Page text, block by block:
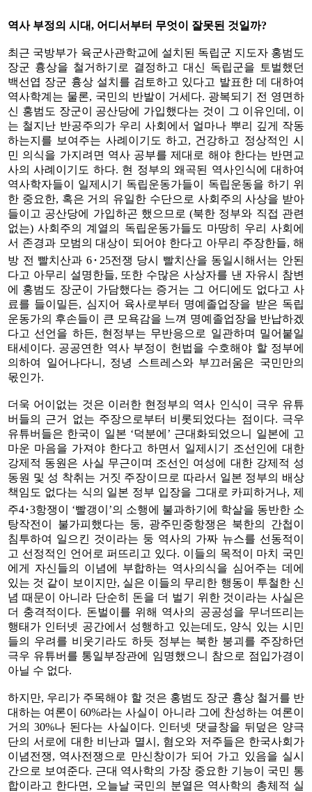
역사 부정의 시대, 어디서부터 무엇이 잘못된 것일까?
최근 국방부가 육군사관학교에 설치된 독립군 지도자 홍범도
장군 흉상을 철거하기로 결정하고 대신 독립군을 토벌했던
백선엽 장군 흉상 설치를 검토하고 있다고 발표한 데 대하여
역사학계는 물론, 국민의 반발이 거세다. 광복되기 전 영면하
신 홍범도 장군이 공산당에 가입했다는 것이 그 이유인데, 이
는 철지난 반공주의가 우리 사회에서 얼마나 뿌리 깊게 작동
하는지를 보여주는 사례이기도 하고, 건강하고 정상적인 시
민 의식을 가지려면 역사 공부를 제대로 해야 한다는 반면교
사의 사례이기도 하다. 현 정부의 왜곡된 역사인식에 대하여
역사학자들이 일제시기 독립운동가들이 독립운동을 하기 위
한 중요한, 혹은 거의 유일한 수단으로 사회주의 사상을 받아
들이고 공산당에 가입하곤 했으므로 (북한 정부와 직접 관련
없는) 사회주의 계열의 독립운동가들도 마땅히 우리 사회에
서 존경과 모범의 대상이 되어야 한다고 아무리 주장한들, 해
방 전 빨치산과 6･25전쟁 당시 빨치산을 동일시해서는 안된
다고 아무리 설명한들, 또한 수많은 사상자를 낸 자유시 참변
에 홍범도 장군이 가담했다는 증거는 그 어디에도 없다고 사
료를 들이밀든, 심지어 육사로부터 명예졸업장을 받은 독립
운동가의 후손들이 큰 모욕감을 느껴 명예졸업장을 반납하겠
다고 선언을 하든, 현정부는 무반응으로 일관하며 밀어붙일
태세이다. 공공연한 역사 부정이 헌법을 수호해야 할 정부에
의하여 일어나다니, 정녕 스트레스와 부끄러움은 국민만의
몫인가.
더욱 어이없는 것은 이러한 현정부의 역사 인식이 극우 유튜
버들의 근거 없는 주장으로부터 비롯되었다는 점이다. 극우
유튜버들은 한국이 일본 ‘덕분에’ 근대화되었으니 일본에 고
마운 마음을 가져야 한다고 하면서 일제시기 조선인에 대한
강제적 동원은 사실 무근이며 조선인 여성에 대한 강제적 성
동원 및 성 착취는 거짓 주장이므로 따라서 일본 정부의 배상
책임도 없다는 식의 일본 정부 입장을 그대로 카피하거나, 제
주4･3항쟁이 ‘빨갱이’의 소행에 불과하기에 학살을 동반한 소
탕작전이 불가피했다는 둥, 광주민중항쟁은 북한의 간첩이
침투하여 일으킨 것이라는 둥 역사의 가짜 뉴스를 선동적이
고 선정적인 언어로 퍼뜨리고 있다. 이들의 목적이 마치 국민
에게 자신들의 이념에 부합하는 역사의식을 심어주는 데에
있는 것 같이 보이지만, 실은 이들의 무리한 행동이 투철한 신
념 때문이 아니라 단순히 돈을 더 벌기 위한 것이라는 사실은
더 충격적이다. 돈벌이를 위해 역사의 공공성을 무너뜨리는
행태가 인터넷 공간에서 성행하고 있는데도, 양식 있는 시민
들의 우려를 비웃기라도 하듯 정부는 북한 붕괴를 주장하던
극우 유튜버를 통일부장관에 임명했으니 참으로 점입가경이
아닐 수 없다.
하지만, 우리가 주목해야 할 것은 홍범도 장군 흉상 철거를 반
대하는 여론이 60%라는 사실이 아니라 그에 찬성하는 여론이
거의 30%나 된다는 사실이다. 인터넷 댓글창을 뒤덮은 양극
단의 서로에 대한 비난과 멸시, 혐오와 저주들은 한국사회가
이념전쟁, 역사전쟁으로 만신창이가 되어 가고 있음을 실시
간으로 보여준다. 근대 역사학의 가장 중요한 기능이 국민 통
합이라고 한다면, 오늘날 국민의 분열은 역사학의 총체적 실